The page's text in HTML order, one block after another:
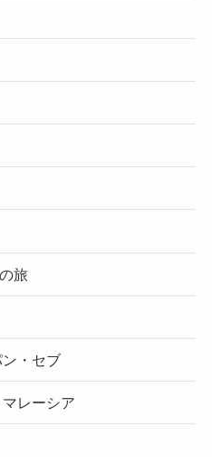
旅
・セブ
レーシア